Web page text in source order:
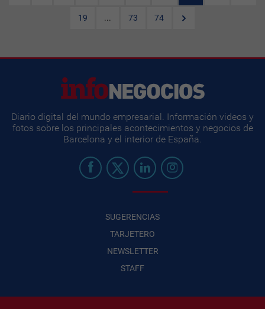
19 ... 73 74
Diario digital del mundo empresarial. Información videos y
fotos sobre los principales acontecimientos y negocios de
Barcelona y el interior de España.
SUGERENCIAS
TARJETERO
NEWSLETTER
STAFF